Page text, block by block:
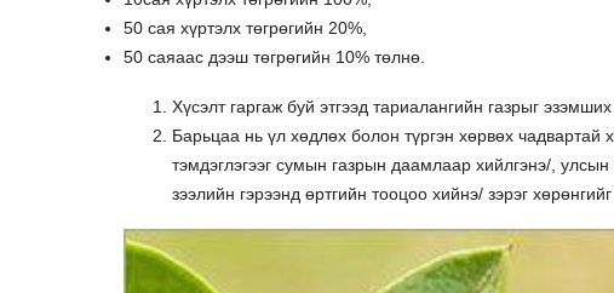
50 сая хүртэлх төгрөгийн 20%,
50 саяаас дээш төгрөгийн 10% төлнө.
Хүсэлт гаргаж буй этгээд тариалангийн газрыг
Барьцаа нь үл хөдлөх болон түргэн хөрвөх чадвартай
тэмдэглэгээг сумын газрын даамлаар хийлгэнэ/,
зээлийн гэрээнд өртгийн тооцоо хийнэ/ зэрэг